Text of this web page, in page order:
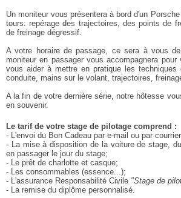
Un moniteur vous présentera à bord d'un
tours: repérage des trajectoires, des points de
de freinage dégressif.
A votre horaire de passage, ce sera à vous
moniteur en passager vous accompagnera
vous aider à mettre en pratique les techniques
conduite, mains sur le volant, trajectoires,
A la fin de votre dernière série, notre hôtesse
en souvenir.
Le tarif de votre stage de pilotage comprend :
- L'envoi du Bon Cadeau par e-mail ou par
- La mise à disposition de la voiture de stage,
en passager le jour du stage;
- Le prêt de charlotte et casque;
- Les consommables (essence...);
- L'assurance Responsabilité Civile "Stage de
- La remise du diplôme personnalisé.